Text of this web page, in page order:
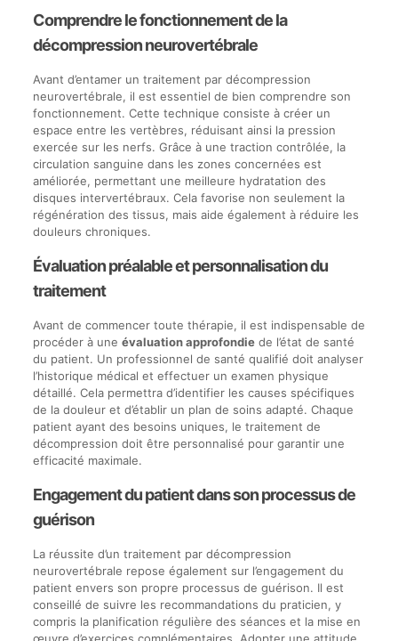
Comprendre le fonctionnement de la
décompression neurovertébrale
Avant d’entamer un traitement par décompression
neurovertébrale, il est essentiel de bien comprendre son
fonctionnement. Cette technique consiste à créer un
espace entre les vertèbres, réduisant ainsi la pression
exercée sur les nerfs. Grâce à une traction contrôlée, la
circulation sanguine dans les zones concernées est
améliorée, permettant une meilleure hydratation des
disques intervertébraux. Cela favorise non seulement la
régénération des tissus, mais aide également à réduire les
douleurs chroniques.
Évaluation préalable et personnalisation du
traitement
Avant de commencer toute thérapie, il est indispensable de
procéder à une évaluation approfondiede l’état de santé
du patient. Un professionnel de santé qualifié doit analyser
l’historique médical et effectuer un examen physique
détaillé. Cela permettra d’identifier les causes spécifiques
de la douleur et d’établir un plan de soins adapté. Chaque
patient ayant des besoins uniques, le traitement de
décompression doit être personnalisé pour garantir une
efficacité maximale.
Engagement du patient dans son processus de
guérison
La réussite d’un traitement par décompression
neurovertébrale repose également sur l’engagement du
patient envers son propre processus de guérison. Il est
conseillé de suivre les recommandations du praticien, y
compris la planification régulière des séances et la mise en